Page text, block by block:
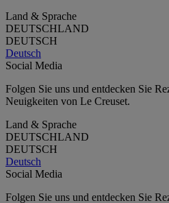
Land & Sprache
DEUTSCHLAND
DEUTSCH
Deutsch
Social Media
Folgen Sie uns und entdecken Sie
Neuigkeiten von Le Creuset.
Land & Sprache
DEUTSCHLAND
DEUTSCH
Deutsch
Social Media
Folgen Sie uns und entdecken Sie